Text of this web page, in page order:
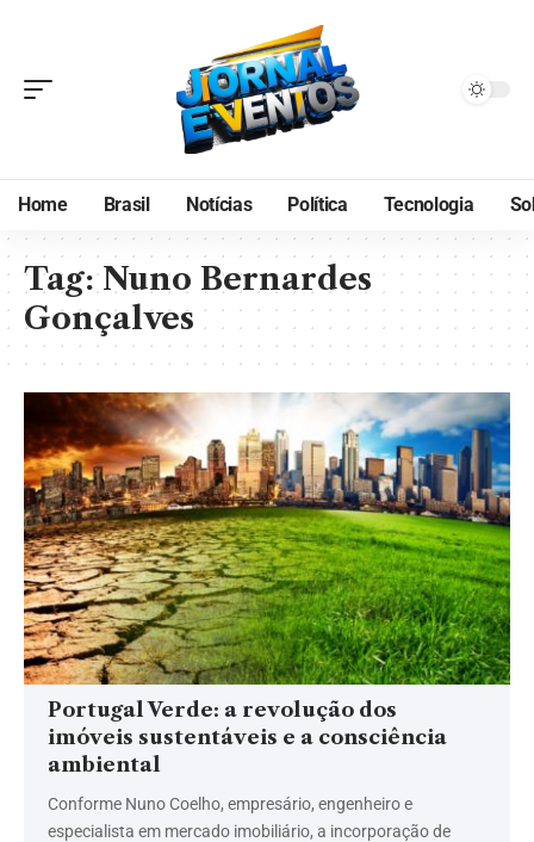
Home Brasil Notícias Política Tecnologia
Tag:Nuno Bernardes
Gonçalves
Portugal Verde: a revolução dos
imóveis sustentáveis e a consciência
ambiental
Conforme Nuno Coelho, empresário, engenheiro e
especialista em mercado imobiliário, a incorporação de